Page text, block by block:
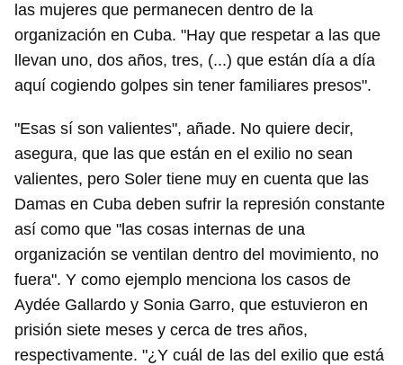
Guardar como favorito
Para poder guardar como favorito, primero has de
iniciar sesión con tu cuenta de 14ymedio.
las mujeres que permanecen dentro de la
organización en Cuba. "Hay que respetar a las que
llevan uno, dos años, tres, (...) que están día a día
aquí cogiendo golpes sin tener familiares presos".
"Esas sí son valientes", añade. No quiere decir,
asegura, que las que están en el exilio no sean
valientes, pero Soler tiene muy en cuenta que las
Damas en Cuba deben sufrir la represión constante
así como que "las cosas internas de una
organización se ventilan dentro del movimiento, no
fuera". Y como ejemplo menciona los casos de
Aydée Gallardo y Sonia Garro, que estuvieron en
prisión siete meses y cerca de tres años,
respectivamente. "¿Y cuál de las del exilio que está